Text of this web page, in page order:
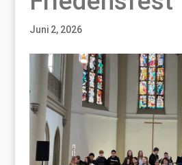
Juni 2, 2026